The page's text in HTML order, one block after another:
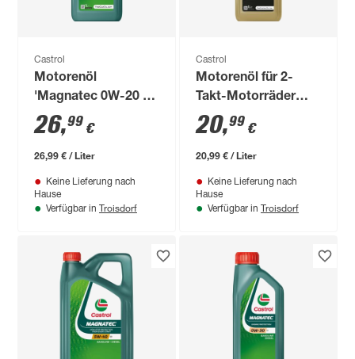
Castrol
Motorenöl
'Magnatec 0W-20 E'
1 l
26,99 €
26,99 € / Liter
Keine Lieferung nach
Hause
Verfügbar in Troisdorf
Castrol
Motorenöl für 2-
Takt-Motorräder
'Power1 Ultimate
2T' 1 l
20,99 €
20,99 € / Liter
Keine Lieferung nach
Hause
Verfügbar in Troisdorf